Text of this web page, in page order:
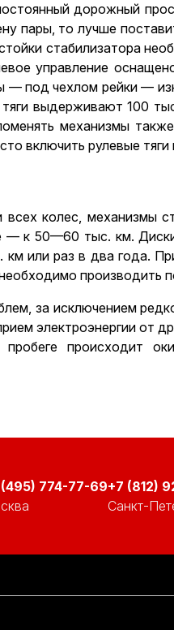
дорожный
пары, то лучше
стабилизатора
управление
— под чехлом рейки —
выдерживают 100
механизмы
включить рулевые тяги
колес, механизмы
— к 50—60 тыс. км.
или раз в два года.
производить
за исключением
электроэнергии от
происходит
774-77-69+7 (812)
Санкт-